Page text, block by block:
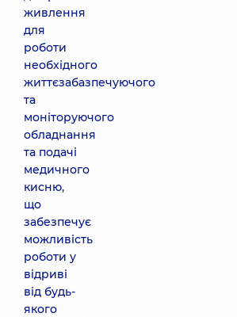
живлення
для
роботи
необхідного
життєзабазпечуючого
та
моніторуючого
обладнання
та подачі
медичного
кисню,
що
забезпечує
можливість
роботи у
відриві
від будь-
якого